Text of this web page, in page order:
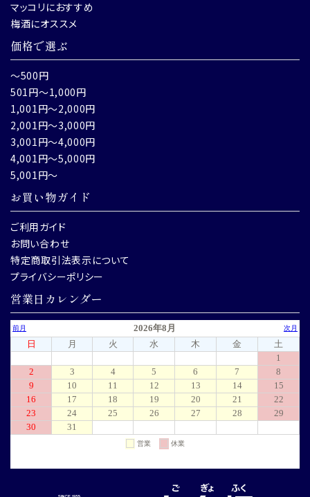
マッコリにおすすめ
梅酒にオススメ
価格で選ぶ
～500円
501円～1,000円
1,001円～2,000円
2,001円～3,000円
3,001円～4,000円
4,001円～5,000円
5,001円～
お買い物ガイド
ご利用ガイド
お問い合わせ
特定商取引法表示について
プライバシーポリシー
営業日カレンダー